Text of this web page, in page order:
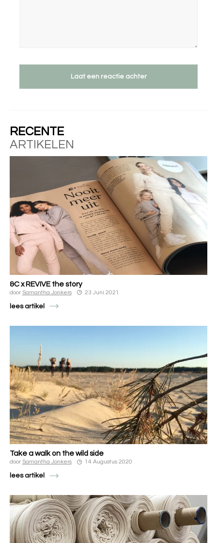
Laat een reactie achter
RECENTE
ARTIKELEN
&C x REVIVE the story
door Samantha Jonkers 23 Juni 2021
lees artikel
Take a walk on the wild side
door Samantha Jonkers 14 Augustus 2020
lees artikel